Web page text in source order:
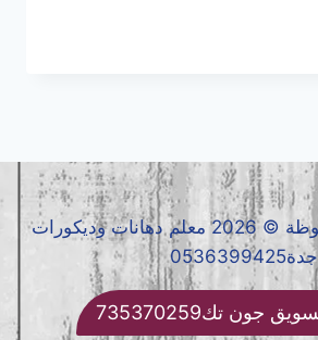
جميع الحقوق محفوظة © 2026 معلم دهانات وديكورات
جدة0536399425
جون تك735370259